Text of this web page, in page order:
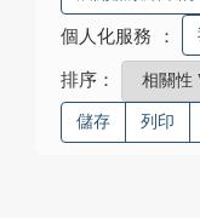
個人化服務 ：
排序：
儲存 列印